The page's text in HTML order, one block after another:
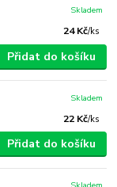
24 Kč/ks
Skladem
Přidat do košíku
22 Kč/ks
Skladem
Přidat do košíku